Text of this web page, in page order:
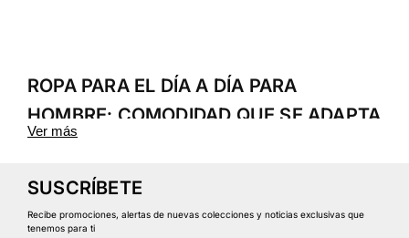
ROPA PARA EL DÍA A DÍA PARA
HOMBRE: COMODIDAD QUE SE ADAPTA
A TU RUTINA
La colecciónDía a Día Hombre
comodidad, funcionalidad y un estilo deportivo versátil.
Ver más
SUSCRÍBETE
Recibe promociones, alertas de nuevas colecciones y noticias exclusivas que
tenemos para ti